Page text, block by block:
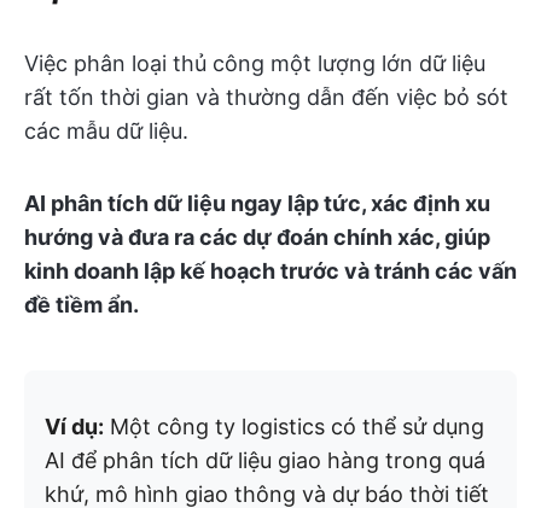
Việc phân loại thủ công một lượng lớn dữ liệu
rất tốn thời gian và thường dẫn đến việc bỏ sót
các mẫu dữ liệu.
AI phân tích dữ liệu ngay lập tức, xác định xu
hướng và đưa ra các dự đoán chính xác, giúp
kinh doanh lập kế hoạch trước và tránh các vấn
đề tiềm ẩn.
Ví dụ: Một công ty logistics có thể sử dụng
AI để phân tích dữ liệu giao hàng trong quá
khứ, mô hình giao thông và dự báo thời tiết